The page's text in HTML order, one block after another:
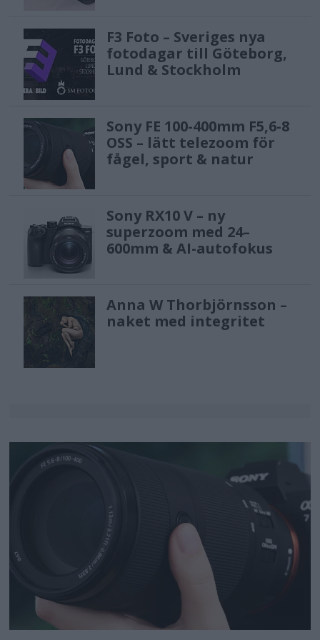
F3 Foto – Sveriges nya
fotodagar till Göteborg,
Lund & Stockholm
Sony FE 100-400mm F5,6-8
OSS – lätt telezoom för
fågel, sport & natur
Sony RX10 V – ny
superzoom med 24–
600mm & AI-autofokus
Anna W Thorbjörnsson –
naket med integritet